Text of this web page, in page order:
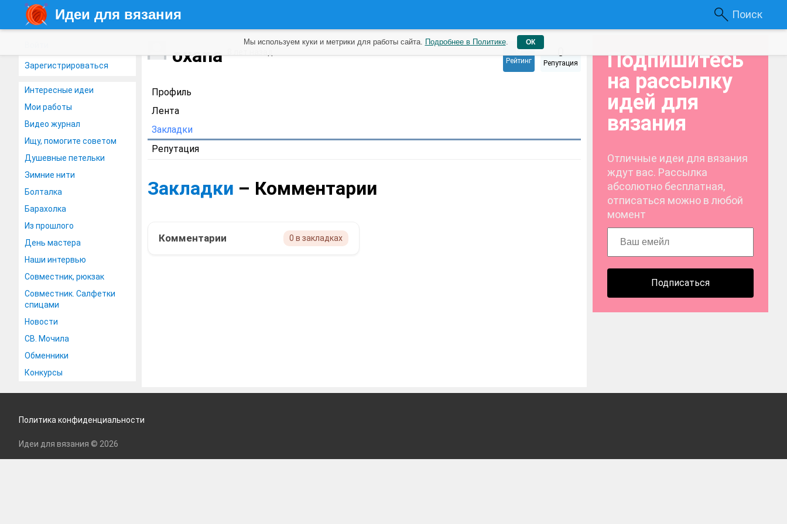
Идеи для вязания Поиск
Зарегистрироваться
Интересные идеи
Мои работы
Видео журнал
Ищу, помогите советом
Душевные петельки
Зимние нити
Болталка
Барахолка
Из прошлого
День мастера
Наши интервью
Совместник, рюкзак
Совместник. Салфетки
спицами
Новости
СВ. Мочила
Обменники
Конкурсы
oxana 0
Рейтинг
0
Репутация
Профиль
Лента
Закладки
Репутация
Закладки – Комментарии
Комментарии 0 в закладках
Подпишитесь
на рассылку
идей для
вязания
Отличные идеи для вязания
ждут вас. Рассылка
абсолютно бесплатная,
отписаться можно в любой
момент
Подписаться
Мы используем куки и метрики для работы сайта. Подробнее в Политике. ОК
Политика конфиденциальности
Идеи для вязания © 2026